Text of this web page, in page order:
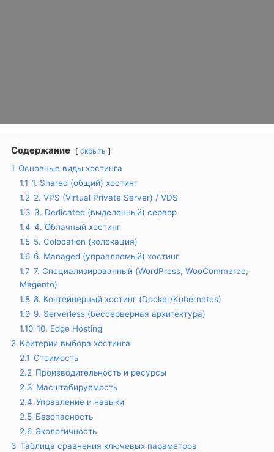
Содержание скрыть
1 Основные виды хостинга
1.1 1. Shared (общий) хостинг
1.2 2. VPS (Virtual Private Server) / VDS
1.3 3. Dedicated (выделенный) сервер
1.4 4. Облачный хостинг
1.5 5. Colocation (колокация)
1.6 6. Managed (управляемый) хостинг
1.7 7. Специализированный (WordPress, WooCommerce,
Magento)
1.8 8. Контейнерный хостинг (Docker/Kubernetes)
1.9 9. Serverless (бессерверная архитектура)
1.10 10. Edge Hosting
2 Критерии выбора хостинга
2.1 Стоимость
2.2 Производительность и ресурсы
2.3 Масштабируемость
2.4 Управление и навыки
2.5 Безопасность
2.6 Экологичность
3 Таблица сравнения ключевых параметров